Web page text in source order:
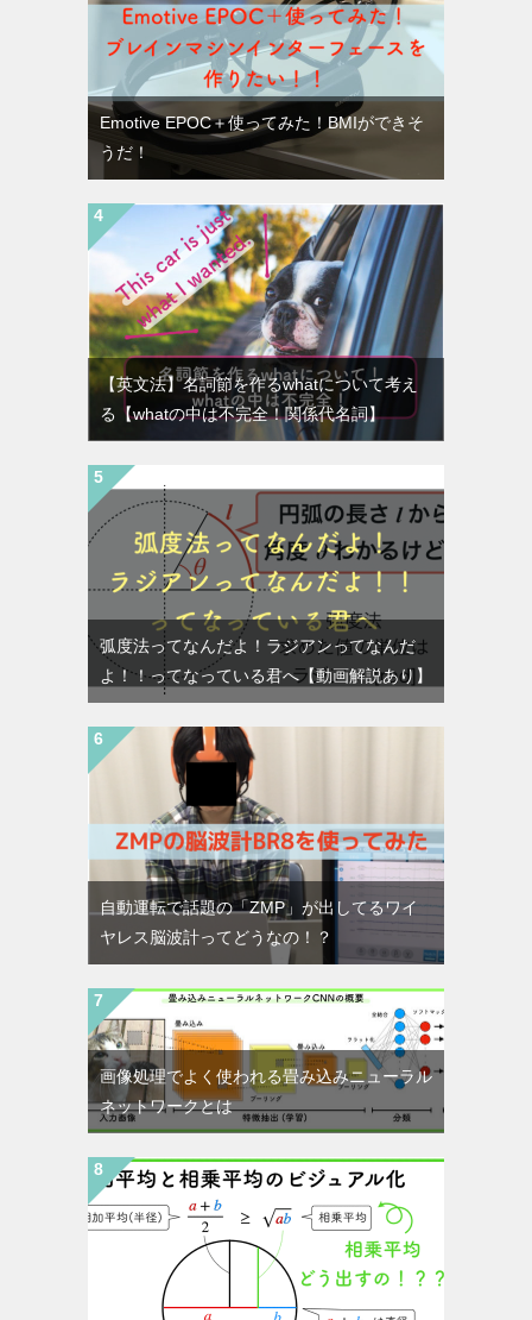
Emotive EPOC＋使ってみた！BMIができそ
うだ！
【英文法】名詞節を作るwhatについて考え
る【whatの中は不完全！関係代名詞】
弧度法ってなんだよ！ラジアンってなんだ
よ！！ってなっている君へ【動画解説あり】
自動運転で話題の「ZMP」が出してるワイ
ヤレス脳波計ってどうなの！？
画像処理でよく使われる畳み込みニューラル
ネットワークとは